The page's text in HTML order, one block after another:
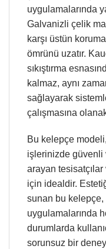
uygulamalarında
Galvanizli çelik
karşı üstün
ömrünü uzatır.
sıkıştırma
kalmaz, aynı
sağlayarak
çalışmasına
Bu kelepçe
işlerinizde güvenli
arayan tesisatçılar
için idealdir.
sunan bu
uygulamalarında
durumlarda
sorunsuz bir